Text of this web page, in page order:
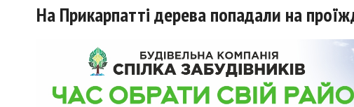
На Прикарпатті дерева попадали на